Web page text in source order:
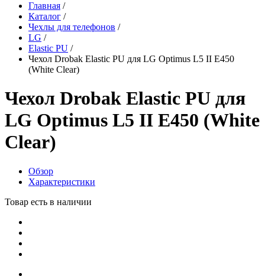
Главная /
Каталог /
Чехлы для телефонов /
LG /
Elastic PU /
Чехол Drobak Elastic PU для LG Optimus L5 II E450
(White Сlear)
Чехол Drobak Elastic PU для
LG Optimus L5 II E450 (White
Сlear)
Обзор
Характеристики
Товар есть в наличии